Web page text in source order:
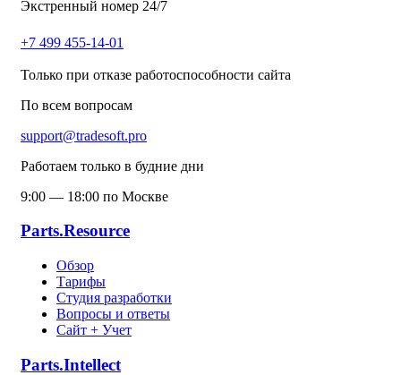
Экстренный номер 24/7
+7 499 455-14-01
Только при отказе работоспособности сайта
По всем вопросам
support@tradesoft.pro
Работаем только в будние дни
9:00 — 18:00 по Москве
Parts.Resource
Обзор
Тарифы
Студия разработки
Вопросы и ответы
Сайт + Учет
Parts.Intellect